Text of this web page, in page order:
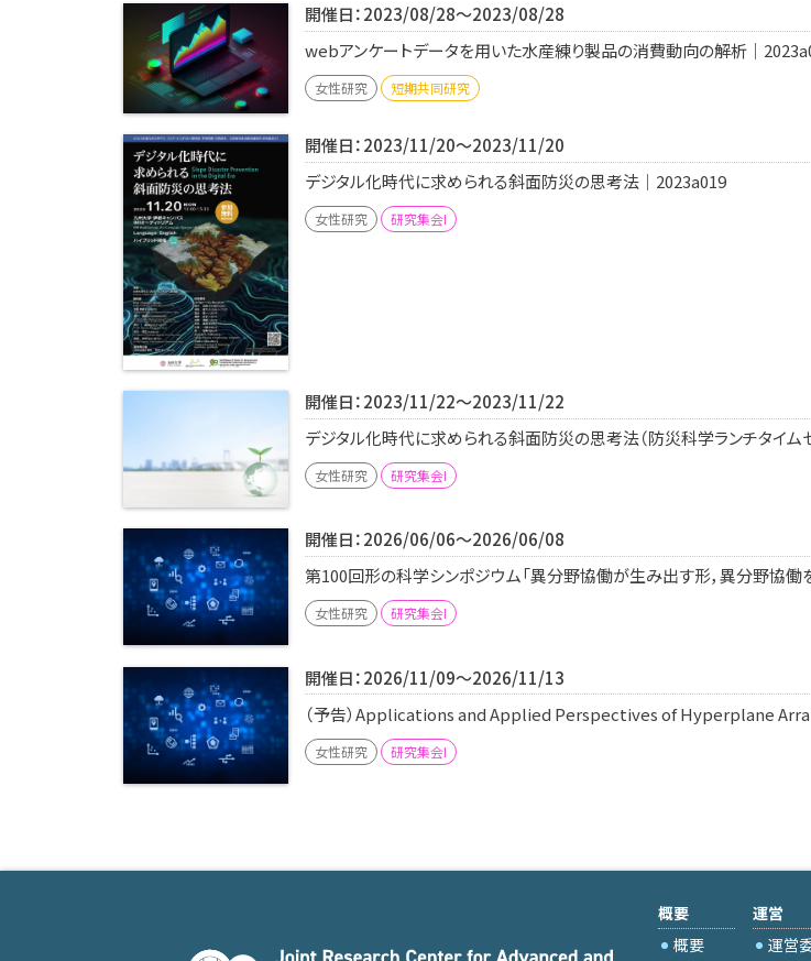
開催日：2023/08/28～2023/08/28
webアンケートデータを用いた水産練り製品の消費動向の解析｜
女性研究 短期共同研究
開催日：2023/11/20～2023/11/20
デジタル化時代に求められる斜面防災の思考法｜2023a019
女性研究 研究集会I
開催日：2023/11/22～2023/11/22
デジタル化時代に求められる斜面防災の思考法（防災科学ランチタイム
女性研究 研究集会I
開催日：2026/06/06～2026/06/08
第100回形の科学シンポジウム「異分野協働が生み出す形，異分野協働
女性研究 研究集会I
開催日：2026/11/09～2026/11/13
（予告）Applications and Applied Perspectives of Hyperplane
女性研究 研究集会I
概要
概要
運営
運営